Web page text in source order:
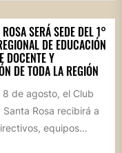
SERÁ SEDE DEL 1°
DE EDUCACIÓN
DOCENTE Y
DE TODA LA REGIÓN
8 de agosto, el Club
Santa Rosa recibirá a
equipos